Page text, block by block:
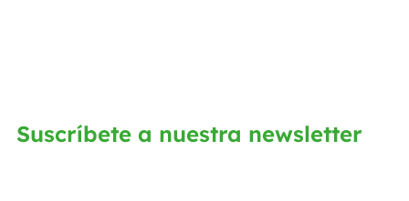
Suscríbete a nuestra newsletter